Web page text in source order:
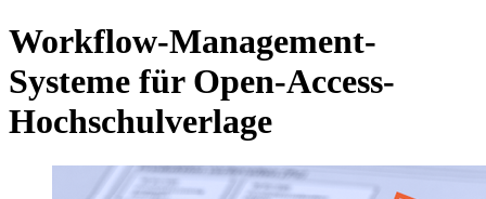
Workflow-Management-
Systeme für Open-Access-
Hochschulverlage